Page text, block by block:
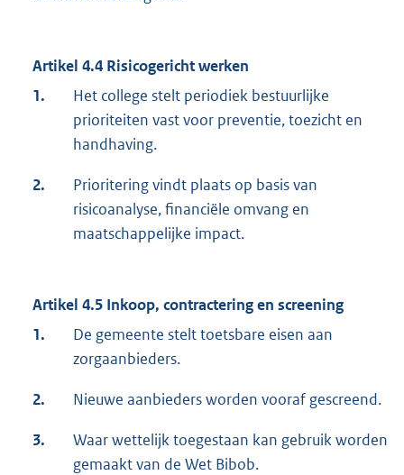
Artikel 4.4 Risicogericht werken
1.
Het college stelt periodiek bestuurlijke
prioriteiten vast voor preventie, toezicht en
handhaving.
2.
Prioritering vindt plaats op basis van
risicoanalyse, financiële omvang en
maatschappelijke impact.
Artikel 4.5 Inkoop, contractering en screening
1.
De gemeente stelt toetsbare eisen aan
zorgaanbieders.
2. Nieuwe aanbieders worden vooraf gescreend.
3.
Waar wettelijk toegestaan kan gebruik worden
gemaakt van de Wet Bibob.